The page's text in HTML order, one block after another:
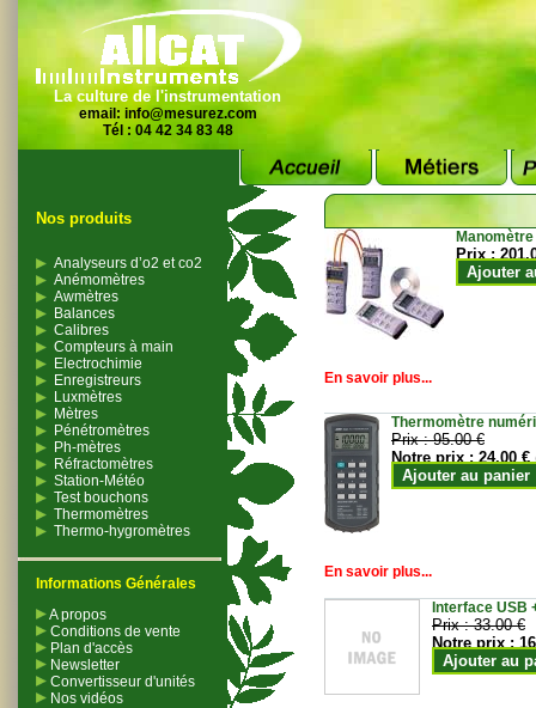
La culture de l'instrumentation
email: info@mesurez.com
Tél : 04 42 34 83 48
Nos produits
Analyseurs d’o2 et co2
Anémomètres
Awmètres
Balances
Calibres
Compteurs à main
Electrochimie
Enregistreurs
Luxmètres
Mètres
Pénétromètres
Ph-mètres
Réfractomètres
Station-Météo
Test bouchons
Thermomètres
Thermo-hygromètres
Informations Générales
A propos
Conditions de vente
Plan d'accès
Newsletter
Convertisseur d'unités
Nos vidéos
Prix :
Ajouter
En savoir plus...
Thermomètre
Prix :95.00 €
Notre prix :24.00 €
Ajouter au panier
En savoir plus...
Interface USB
Prix :33.00 €
Notre prix :
Ajouter au